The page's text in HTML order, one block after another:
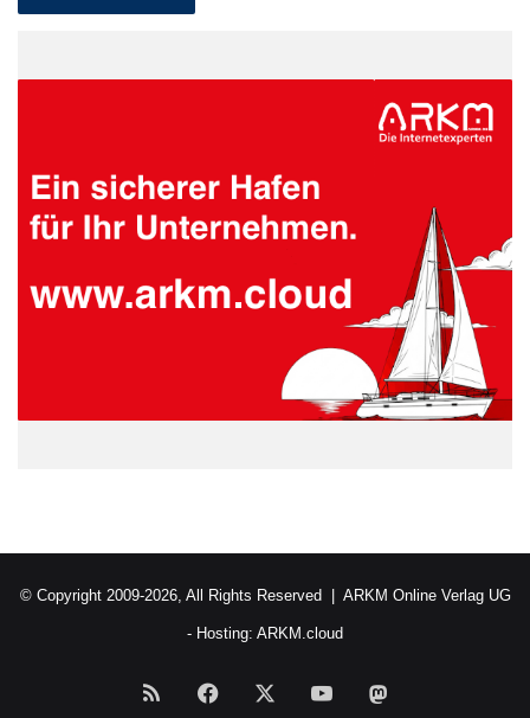
© Copyright 2009-2026, All Rights Reserved | ARKM Online Verlag UG
- Hosting: ARKM.cloud
RSS Facebook YouTube